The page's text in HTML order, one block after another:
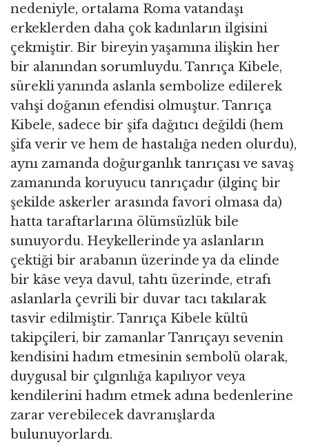
nedeniyle, ortalama Roma vatandaşı
erkeklerden daha çok kadınların ilgisini
çekmiştir. Bir bireyin yaşamına ilişkin her
bir alanından sorumluydu. Tanrıça Kibele,
sürekli yanında aslanla sembolize edilerek
vahşi doğanın efendisi olmuştur. Tanrıça
Kibele, sadece bir şifa dağıtıcı değildi (hem
şifa verir ve hem de hastalığa neden olurdu),
aynı zamanda doğurganlık tanrıçası ve savaş
zamanında koruyucu tanrıçadır (ilginç bir
şekilde askerler arasında favori olmasa da)
hatta taraftarlarına ölümsüzlük bile
sunuyordu. Heykellerinde ya aslanların
çektiği bir arabanın üzerinde ya da elinde
bir kâse veya davul, tahtı üzerinde, etrafı
aslanlarla çevrili bir duvar tacı takılarak
tasvir edilmiştir. Tanrıça Kibele kültü
takipçileri, bir zamanlar Tanrıçayı sevenin
kendisini hadım etmesinin sembolü olarak,
duygusal bir çılgınlığa kapılıyor veya
kendilerini hadım etmek adına bedenlerine
zarar verebilecek davranışlarda
bulunuyorlardı.